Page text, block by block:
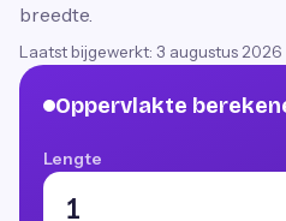
breedte.
Laatst bijgewerkt: 3 augustus 2026
Oppervlakte
Lengte